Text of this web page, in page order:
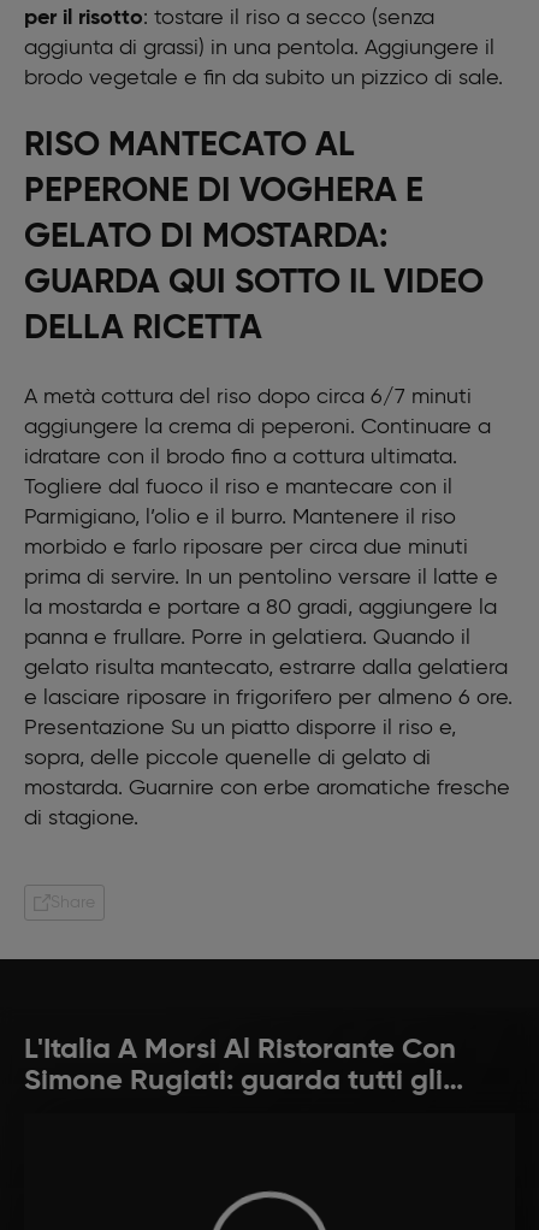
100 ml di panna fresca
5 gr di sale
per il risotto: tostare il riso a secco (senza
aggiunta di grassi) in una pentola. Aggiungere il
brodo vegetale e fin da subito un pizzico di sale.
RISO MANTECATO AL
PEPERONE DI VOGHERA E
GELATO DI MOSTARDA:
GUARDA QUI SOTTO IL VIDEO
DELLA RICETTA
A metà cottura del riso dopo circa 6/7 minuti
aggiungere la crema di peperoni. Continuare a
idratare con il brodo fino a cottura ultimata.
Togliere dal fuoco il riso e mantecare con il
Parmigiano, l’olio e il burro. Mantenere il riso
morbido e farlo riposare per circa due minuti
prima di servire. In un pentolino versare il latte e
la mostarda e portare a 80 gradi, aggiungere la
panna e frullare. Porre in gelatiera. Quando il
gelato risulta mantecato, estrarre dalla gelatiera
e lasciare riposare in frigorifero per almeno 6 ore.
Presentazione Su un piatto disporre il riso e,
sopra, delle piccole quenelle di gelato di
mostarda. Guarnire con erbe aromatiche fresche
di stagione.
Share
L'Italia A Morsi Al Ristorante Con
Simone Rugiati: guarda tutti gli